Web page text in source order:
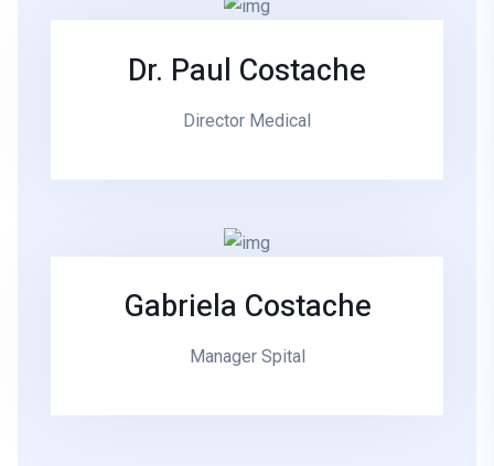
Dr. Paul Costache
Director Medical
Gabriela Costache
Manager Spital